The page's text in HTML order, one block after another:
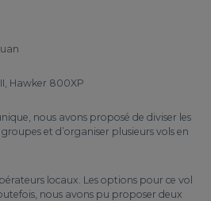
Hawker 800XP
nous avons proposé de diviser les
et d’organiser plusieurs vols en
locaux. Les options pour ce vol
nous avons pu proposer deux